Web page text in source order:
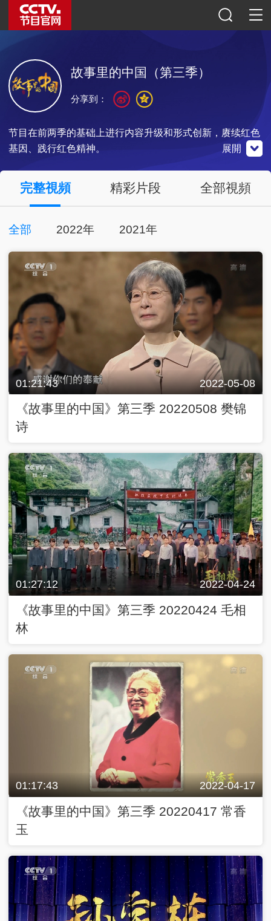
故事里的中国（第三季）
节目在前两季的基础上进行内容升级和形式创新，赓续红色
基因、践行红色精神。
央視影音
點擊下載
展開
分享到：
完整視頻 精彩片段 全部視頻
全部 2022年 2021年
01:21:43 2022-05-08
《故事里的中国》第三季 20220508 樊锦
诗
01:27:12 2022-04-24
《故事里的中国》第三季 20220424 毛相
林
01:17:43 2022-04-17
《故事里的中国》第三季 20220417 常香
玉